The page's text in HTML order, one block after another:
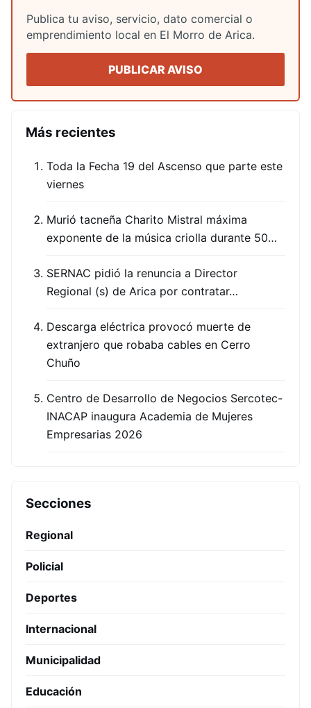
Publica tu aviso, servicio, dato comercial o
emprendimiento local en El Morro de Arica.
PUBLICAR AVISO
Más recientes
Toda la Fecha 19 del Ascenso que parte este
viernes
Murió tacneña Charito Mistral máxima
exponente de la música criolla durante 50…
SERNAC pidió la renuncia a Director
Regional (s) de Arica por contratar…
Descarga eléctrica provocó muerte de
extranjero que robaba cables en Cerro
Chuño
Centro de Desarrollo de Negocios Sercotec-
INACAP inaugura Academia de Mujeres
Empresarias 2026
Secciones
Regional
Policial
Deportes
Internacional
Municipalidad
Educación